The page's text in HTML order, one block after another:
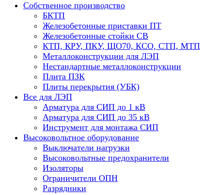
Собственное производство
БКТП
Железобетонные приставки ПТ
Железобетонные стойки СВ
КТП, КРУ, ПКУ, ЩО70, КСО, СТП, МТП
Металлоконструкции для ЛЭП
Нестандартные металлоконструкции
Плита ПЗК
Плиты перекрытия (УБК)
Все для ЛЭП
Арматура для СИП до 1 кВ
Арматура для СИП до 35 кВ
Инструмент для монтажа СИП
Высоковольтное оборудование
Выключатели нагрузки
Высоковольтные предохранители
Изоляторы
Ограничители ОПН
Разрядники